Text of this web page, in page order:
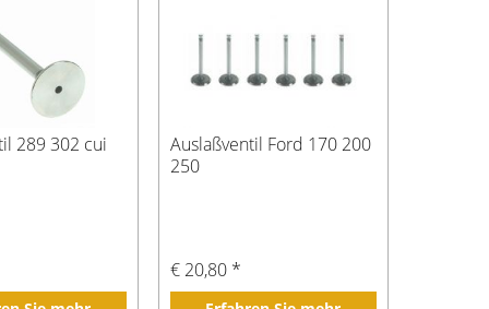
289 302 cui
Auslaßventil Ford 170 200
250
€ 20,80 *